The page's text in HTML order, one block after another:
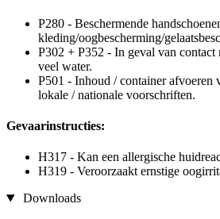
P280 - Beschermende
kleding/oogbescherming/
P302 + P352 - In geval van contact
veel water.
P501 - Inhoud / container
lokale / nationale voorschriften.
Gevaarinstructies:
H317 - Kan een allergische
H319 - Veroorzaakt ernstige
Downloads